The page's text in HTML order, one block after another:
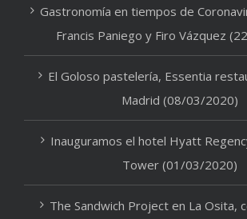
Gastronomía en tiempos de
Francis Paniego y Firo Vázquez
El Goloso pastelería, Essentia
Madrid (08/03/2020)
Inauguramos el hotel Hyatt
Tower (01/03/2020)
The Sandwich Project en La Osita,